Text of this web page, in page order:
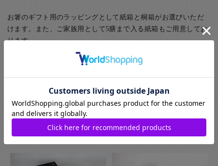
お箸のギフト用のラッピングとして紙箱と桐箱がお選びいただ
けます。また、ご家族用として5膳まで入る紙箱もご用意してお
ります。
(お子様食器に関してはギフト用・ご自宅用問わず、紙箱(無料)
に入れてのお届けとなります(ギフト用はその上から包装紙にて
プのものになります。
お箸用のギフトボックスをご注文いただいた方は、￥440-(税別)
でさらに風呂敷でのラッピングもご指定いただけます。日本の
伝統的な贈り物のスタイルで、お箸のプレゼントにぴったりな